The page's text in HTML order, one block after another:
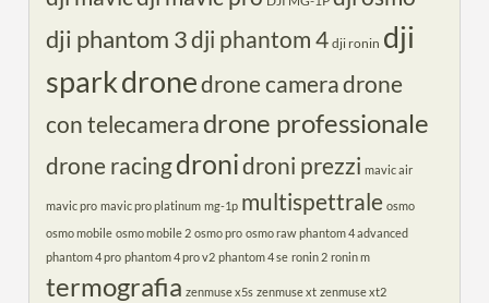
dji phantom 3dji phantom 4 dji ronin dji
sparkdronedrone cameradrone
con telecameradrone professionale
drone racingdronidroni prezzi mavic air
mavic pro mavic pro platinum mg-1p multispettrale osmo
osmo mobile osmo mobile 2 osmo pro osmo raw phantom 4 advanced
phantom 4 pro phantom 4 pro v2 phantom 4 se ronin 2 ronin m
termografia zenmuse x5s zenmuse xt zenmuse xt2